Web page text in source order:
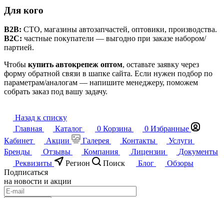
Для кого
B2B: СТО, магазины автозапчастей, оптовики, производства.
B2C: частные покупатели — выгодно при заказе набором/
партией.
Чтобы купить автокрепеж оптом, оставьте заявку через
форму обратной связи в шапке сайта. Если нужен подбор по
параметрам/аналогам — напишите менеджеру, поможем
собрать заказ под вашу задачу.
Назад к списку
Главная
Каталог 0 Корзина 0 Избранные
Кабинет
Акции Галерея Контакты
Услуги
Бренды
Отзывы Компания Лицензии
Документы
Реквизиты
Регион Поиск Блог
Обзоры
Подписаться
на новости и акции